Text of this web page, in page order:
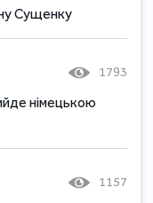
Сущенку
1793
німецькою
1157